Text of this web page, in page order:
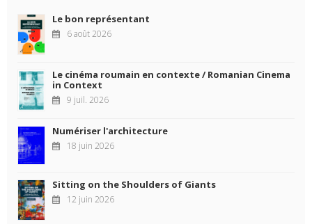
Le bon représentant
6 août 2026
Le cinéma roumain en contexte / Romanian Cinema
in Context
9 juil. 2026
Numériser l'architecture
18 juin 2026
Sitting on the Shoulders of Giants
12 juin 2026